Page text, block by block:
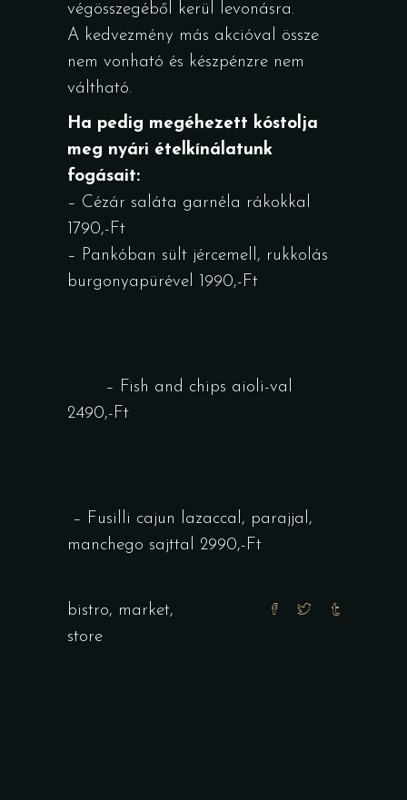
végösszegéből kerül levonásra.
A kedvezmény más akcióval össze
nem vonható és készpénzre nem
váltható.
Ha pedig megéhezett kóstolja
meg nyári ételkínálatunk
fogásait:
– Cézár saláta garnéla rákokkal
1790,-Ft
– Pankóban sült jércemell, rukkolás
burgonyapürével 1990,-Ft
– Fish and chips aioli-val
2490,-Ft
– Fusilli cajun lazaccal, parajjal,
manchego sajttal 2990,-Ft
bistro, market,
store